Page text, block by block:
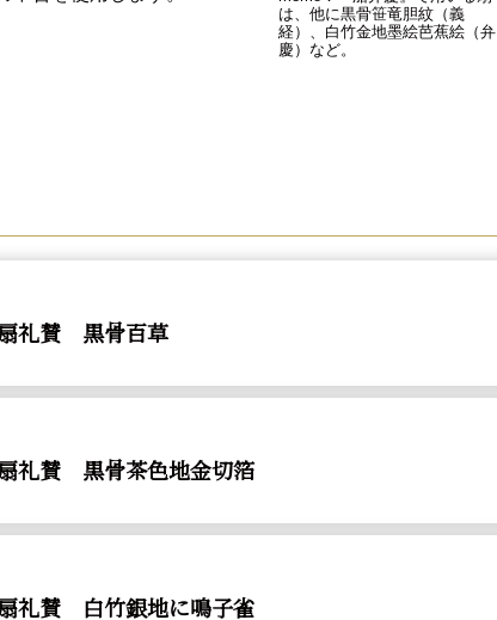
は、他に黒骨笹竜胆紋（義
経）、白竹金地墨絵芭蕉絵（弁
慶）など。
礼賛 黒骨百草
礼賛 黒骨茶色地金切箔
礼賛 白竹銀地に鳴子雀